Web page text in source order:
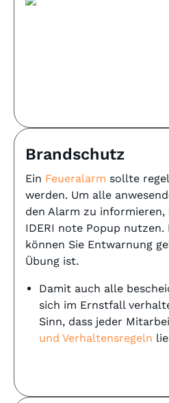
Brandschutz
Ein Feueralarm sollte
werden. Um alle
den Alarm zu informieren,
IDERI note Popup nutzen.
können Sie Entwarnung
Übung ist.
Damit auch alle
sich im Ernstfall
Sinn, dass jeder
und Verhaltensregeln